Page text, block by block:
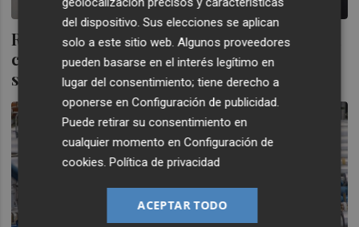
Rusia estrecha su vínculo con China con la
colocación de sus primeros bonos
soberanos denominados en yuanes
del dispositivo. Sus elecciones se aplican
solo a este sitio web. Algunos proveedores
pueden basarse en el interés legítimo en
lugar del consentimiento; tiene derecho a
oponerse enConfiguración de publicidad.
Puede retirar su consentimiento en
cualquier momento enConfiguración de
cookies.Política de privacidad
ACEPTAR TODO